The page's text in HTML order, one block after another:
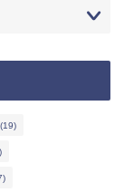
(19)